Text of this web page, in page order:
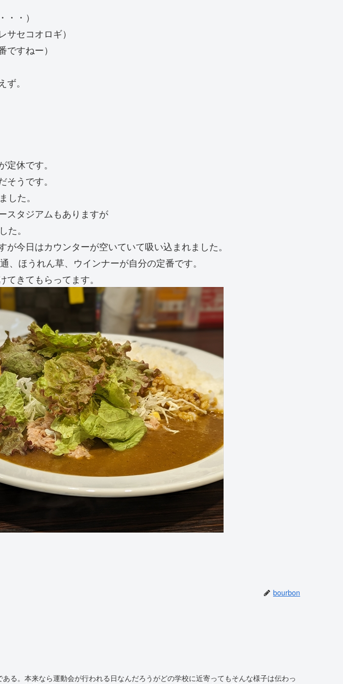
・・）
セコオロギ）
ですねー）
。
休です。
うです。
した。
スタジアムもありますが
た。
が今日はカウンターが空いていて吸い込まれました。
、ほうれん草、ウインナーが自分の定番です。
きてもらってます。
bourbon
る。本来なら運動会が行われる日なんだろうがどの学校に近寄ってもそんな様子は伝わっ